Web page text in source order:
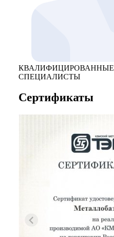
КВАЛИФИЦИРОВАННЫЕ
СПЕЦИАЛИСТЫ
Сертификаты